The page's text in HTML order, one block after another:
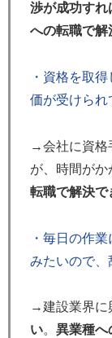
渉が成功すれ
への転職で解
・資格を取
価が受けられ
→会社に資格
が、時間がか
転職で解決で
・毎日の作
みたいので、
→建設業界に
い。 異業種へ